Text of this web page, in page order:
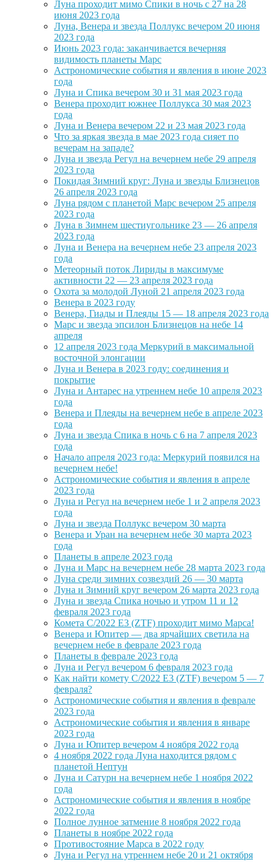
Луна проходит мимо Спики в ночь с 27 на 28
июня 2023 года
Луна, Венера и звезда Поллукс вечером 20 июня
2023 года
Июнь 2023 года: заканчивается вечерняя
видимость планеты Марс
Астрономические события и явления в июне 2023
года
Луна и Спика вечером 30 и 31 мая 2023 года
Венера проходит южнее Поллукса 30 мая 2023
года
Луна и Венера вечером 22 и 23 мая 2023 года
Что за яркая звезда в мае 2023 года сияет по
вечерам на западе?
Луна и звезда Регул на вечернем небе 29 апреля
2023 года
Покидая Зимний круг: Луна и звезды Близнецов
26 апреля 2023 года
Луна рядом с планетой Марс вечером 25 апреля
2023 года
Луна в Зимнем шестиугольнике 23 — 26 апреля
2023 года
Луна и Венера на вечернем небе 23 апреля 2023
года
Метеорный поток Лириды в максимуме
активности 22 — 23 апреля 2023 года
Охота за молодой Луной 21 апреля 2023 года
Венера в 2023 году
Венера, Гиады и Плеяды 15 — 18 апреля 2023 года
Марс и звезда эпсилон Близнецов на небе 14
апреля
12 апреля 2023 года Меркурий в максимальной
восточной элонгации
Луна и Венера в 2023 году: соединения и
покрытие
Луна и Антарес на утреннем небе 10 апреля 2023
года
Венера и Плеяды на вечернем небе в апреле 2023
года
Луна и звезда Спика в ночь с 6 на 7 апреля 2023
года
Начало апреля 2023 года: Меркурий появился на
вечернем небе!
Астрономические события и явления в апреле
2023 года
Луна и Регул на вечернем небе 1 и 2 апреля 2023
года
Луна и звезда Поллукс вечером 30 марта
Венера и Уран на вечернем небе 30 марта 2023
года
Планеты в апреле 2023 года
Луна и Марс на вечернем небе 28 марта 2023 года
Луна среди зимних созвездий 26 — 30 марта
Луна и Зимний круг вечером 26 марта 2023 года
Луна и звезда Спика ночью и утром 11 и 12
февраля 2023 года
Комета C/2022 E3 (ZTF) проходит мимо Марса!
Венера и Юпитер — два ярчайших светила на
вечернем небе в феврале 2023 года
Планеты в феврале 2023 года
Луна и Регул вечером 6 февраля 2023 года
Как найти комету C/2022 E3 (ZTF) вечером 5 — 7
февраля?
Астрономические события и явления в феврале
2023 года
Астрономические события и явления в январе
2023 года
Луна и Юпитер вечером 4 ноября 2022 года
4 ноября 2022 года Луна находится рядом с
планетой Нептун
Луна и Сатурн на вечернем небе 1 ноября 2022
года
Астрономические события и явления в ноябре
2022 года
Полное лунное затмение 8 ноября 2022 года
Планеты в ноябре 2022 года
Противостояние Марса в 2022 году
Луна и Регул на утреннем небе 20 и 21 октября